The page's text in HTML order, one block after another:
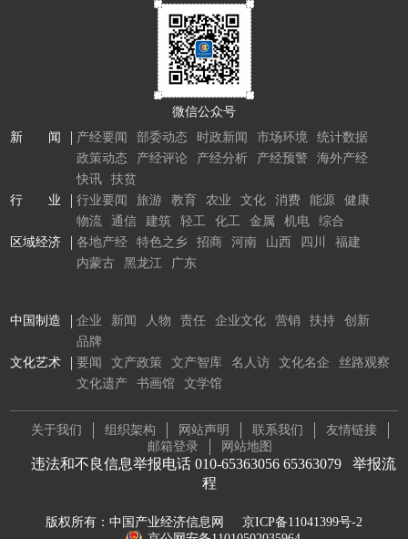
微信公众号
新 闻
产经要闻 部委动态 时政新闻 市场环境
统计数据
政策动态
产经评论 产经分析 产经预警
海外产经
快讯
扶贫
行 业
行业要闻 旅游 教育 农业 文化 消费 能源
健康
物流
通信 建筑 轻工 化工 金属 机电
综合
区域经济
各地产经 特色之乡 招商 河南 山西 四川
福建
内蒙古
黑龙江 广东
中国制造 企业 新闻 人物 责任 企业文化 营销 扶持
创新
品牌
文化艺术
要闻 文产政策 文产智库 名人访 文化名企
丝路观察
文化遗产
书画馆 文学馆
关于我们 组织架构 网站声明 联系我们
友情链接
邮箱登录
网站地图
违法和不良信息举报电话 010-65363056 65363079 举报流
程
版权所有：中国产业经济信息网
京ICP备11041399号-2